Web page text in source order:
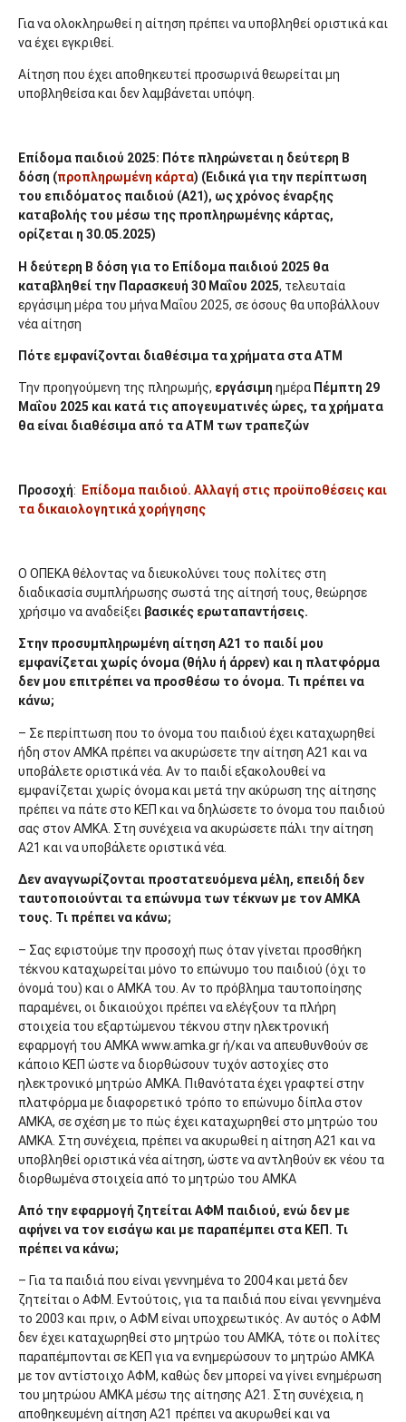
Για να ολοκληρωθεί η αίτηση πρέπει να υποβληθεί οριστικά και
να έχει εγκριθεί.
Αίτηση που έχει αποθηκευτεί προσωρινά θεωρείται μη
υποβληθείσα και δεν λαμβάνεται υπόψη.
Επίδομα παιδιού 2025: Πότε πληρώνεται η δεύτερη Β
δόση (προπληρωμένη κάρτα) (Ειδικά για την περίπτωση
του επιδόματος παιδιού (Α21), ως χρόνος έναρξης
καταβολής του μέσω της προπληρωμένης κάρτας,
ορίζεται η 30.05.2025)
Η δεύτερη Β δόση για το Επίδομα παιδιού 2025 θα
καταβληθεί την Παρασκευή 30 Μαΐου 2025, τελευταία
εργάσιμη μέρα του μήνα Μαΐου 2025, σε όσους θα υποβάλλουν
νέα αίτηση
Πότε εμφανίζονται διαθέσιμα τα χρήματα στα ΑΤΜ
Την προηγούμενη της πληρωμής, εργάσιμη ημέρα Πέμπτη 29
Μαΐου 2025 και κατά τις απογευματινές ώρες, τα χρήματα
θα είναι διαθέσιμα από τα ΑΤΜ των τραπεζών
Προσοχή:
Επίδομα παιδιού. Αλλαγή στις προϋποθέσεις και
τα δικαιολογητικά χορήγησης
Ο ΟΠΕΚΑ θέλοντας να διευκολύνει τους πολίτες στη
διαδικασία συμπλήρωσης σωστά της αίτησή τους, θεώρησε
χρήσιμο να αναδείξει βασικές ερωταπαντήσεις.
Στην προσυμπληρωμένη αίτηση Α21 το παιδί μου
εμφανίζεται χωρίς όνομα (θήλυ ή άρρεν) και η πλατφόρμα
δεν μου επιτρέπει να προσθέσω το όνομα. Τι πρέπει να
κάνω;
– Σε περίπτωση που το όνομα του παιδιού έχει καταχωρηθεί
ήδη στον ΑΜΚΑ πρέπει να ακυρώσετε την αίτηση Α21 και να
υποβάλετε οριστικά νέα. Αν το παιδί εξακολουθεί να
εμφανίζεται χωρίς όνομα και μετά την ακύρωση της αίτησης
πρέπει να πάτε στο ΚΕΠ και να δηλώσετε το όνομα του παιδιού
σας στον ΑΜΚΑ. Στη συνέχεια να ακυρώσετε πάλι την αίτηση
Α21 και να υποβάλετε οριστικά νέα.
Δεν αναγνωρίζονται προστατευόμενα μέλη, επειδή δεν
ταυτοποιούνται τα επώνυμα των τέκνων με τον ΑΜΚΑ
τους. Τι πρέπει να κάνω;
– Σας εφιστούμε την προσοχή πως όταν γίνεται προσθήκη
τέκνου καταχωρείται μόνο το επώνυμο του παιδιού (όχι το
όνομά του) και ο ΑΜΚΑ του. Αν το πρόβλημα ταυτοποίησης
παραμένει, οι δικαιούχοι πρέπει να ελέγξουν τα πλήρη
στοιχεία του εξαρτώμενου τέκνου στην ηλεκτρονική
εφαρμογή του ΑΜΚΑ www.amka.gr ή/και να απευθυνθούν σε
κάποιο ΚΕΠ ώστε να διορθώσουν τυχόν αστοχίες στο
ηλεκτρονικό μητρώο ΑΜΚΑ. Πιθανότατα έχει γραφτεί στην
πλατφόρμα με διαφορετικό τρόπο το επώνυμο δίπλα στον
ΑΜΚΑ, σε σχέση με το πώς έχει καταχωρηθεί στο μητρώο του
ΑΜΚΑ. Στη συνέχεια, πρέπει να ακυρωθεί η αίτηση Α21 και να
υποβληθεί οριστικά νέα αίτηση, ώστε να αντληθούν εκ νέου τα
διορθωμένα στοιχεία από το μητρώο του ΑΜΚΑ
Από την εφαρμογή ζητείται ΑΦΜ παιδιού, ενώ δεν με
αφήνει να τον εισάγω και με παραπέμπει στα ΚΕΠ. Τι
πρέπει να κάνω;
– Για τα παιδιά που είναι γεννημένα το 2004 και μετά δεν
ζητείται ο ΑΦΜ. Εντούτοις, για τα παιδιά που είναι γεννημένα
το 2003 και πριν, ο ΑΦΜ είναι υποχρεωτικός. Αν αυτός ο ΑΦΜ
δεν έχει καταχωρηθεί στο μητρώο του ΑΜΚΑ, τότε οι πολίτες
παραπέμπονται σε ΚΕΠ για να ενημερώσουν το μητρώο ΑΜΚΑ
με τον αντίστοιχο ΑΦΜ, καθώς δεν μπορεί να γίνει ενημέρωση
του μητρώου ΑΜΚΑ μέσω της αίτησης Α21. Στη συνέχεια, η
αποθηκευμένη αίτηση Α21 πρέπει να ακυρωθεί και να